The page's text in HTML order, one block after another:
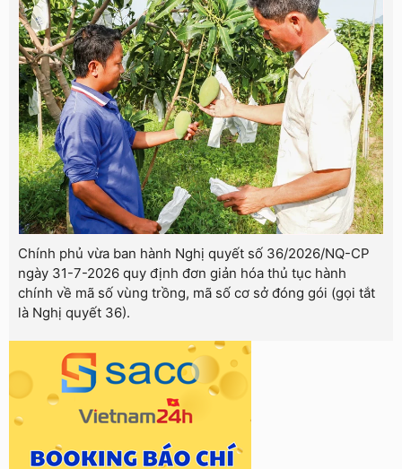
Chính phủ vừa ban hành Nghị quyết số 36/2026/NQ-CP
ngày 31-7-2026 quy định đơn giản hóa thủ tục hành
chính về mã số vùng trồng, mã số cơ sở đóng gói (gọi tắt
là Nghị quyết 36).